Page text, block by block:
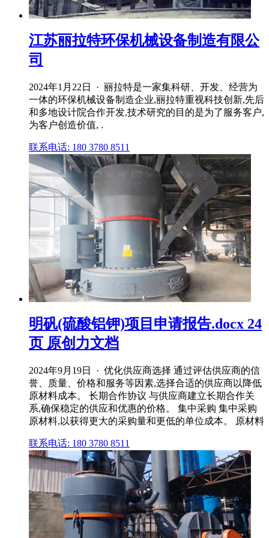
江苏丽拉特环保机械设备制造有限公
司
2024年1月22日 · 丽拉特是一家集科研、开发、经营为
一体的环保机械设备制造企业,丽拉特重视科技创新,先后
和多地设计院合作开发,技术研究的目的是为了服务客户,
为客户创造价值, .
联系电话: 180 3780 8511
明矾(硫酸铝钾)项目申请报告.docx 24
页 原创力文档
2024年9月19日 · 优化供应商选择 通过评估供应商的信
誉、质量、价格和服务等因素,选择合适的供应商以降低
原材料成本。 长期合作协议 与供应商建立长期合作关
系,确保稳定的供应和优惠的价格。 集中采购 集中采购
原材料,以获得更大的采购量和更低的单位成本。 原材料
联系电话: 180 3780 8511